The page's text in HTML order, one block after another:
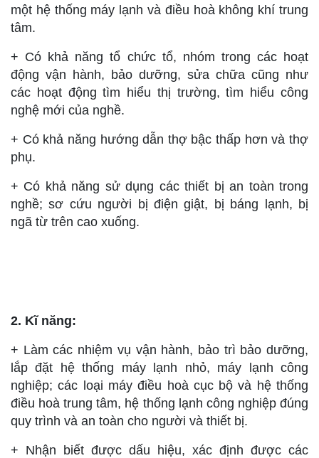
một hệ thống máy lạnh và điều hoà không khí trung
tâm.
+ Có khả năng tổ chức tổ, nhóm trong các hoạt
động vận hành, bảo dưỡng, sửa chữa cũng như
các hoạt động tìm hiểu thị trường, tìm hiểu công
nghệ mới của nghề.
+ Có khả năng hướng dẫn thợ bậc thấp hơn và thợ
phụ.
+ Có khả năng sử dụng các thiết bị an toàn trong
nghề; sơ cứu người bị điện giật, bị báng lạnh, bị
ngã từ trên cao xuống.
2. Kĩ năng:
+ Làm các nhiệm vụ vận hành, bảo trì bảo dưỡng,
lắp đặt hệ thống máy lạnh nhỏ, máy lạnh công
nghiệp; các loại máy điều hoà cục bộ và hệ thống
điều hoà trung tâm, hệ thống lạnh công nghiệp đúng
quy trình và an toàn cho người và thiết bị.
+ Nhận biết được dấu hiệu, xác định được các